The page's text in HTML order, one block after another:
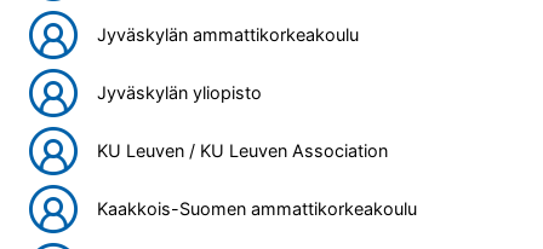
Jyväskylän ammattikorkeakoulu
Jyväskylän yliopisto
KU Leuven / KU Leuven Association
Kaakkois-Suomen ammattikorkeakoulu